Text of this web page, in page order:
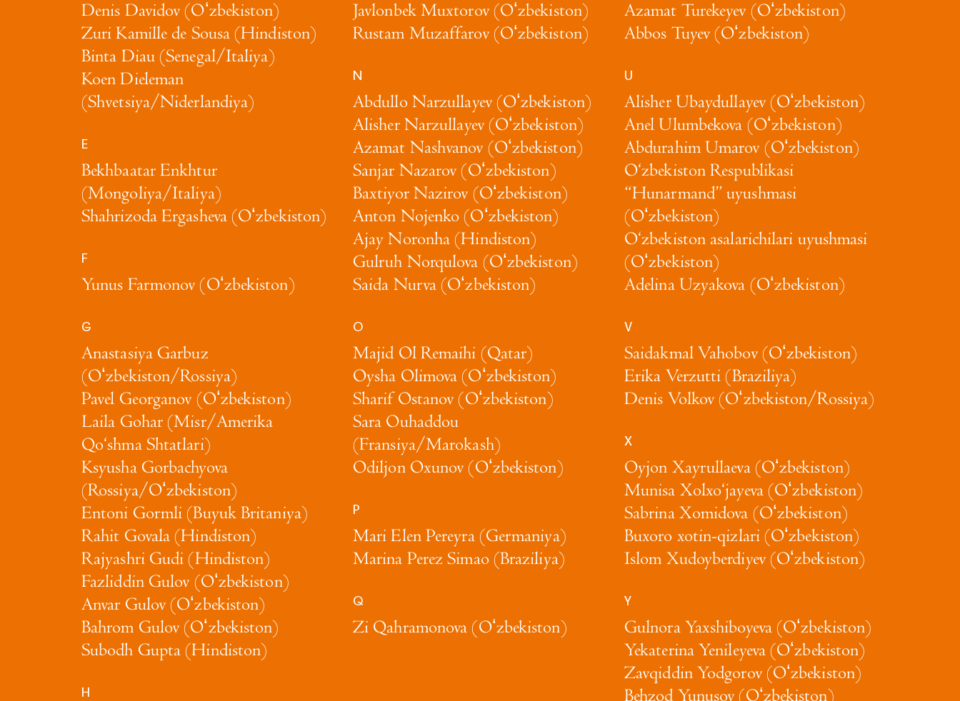
Denis Davidov (Oʻzbekiston)
Zuri Kamille de Sousa (Hindiston)
Binta Diau (Senegal/Italiya)
Koen Dieleman
(Shvetsiya/Niderlandiya)
E
Bekhbaatar Enkhtur
(Mongoliya/Italiya)
Shahrizoda Ergasheva (Oʻzbekiston)
F
Yunus Farmonov (Oʻzbekiston)
G
Anastasiya Garbuz
(Oʻzbekiston/Rossiya)
Pavel Georganov (Oʻzbekiston)
Laila Gohar (Misr/Amerika
Qo‘shma Shtatlari)
Ksyusha Gorbachyova
(Rossiya/Oʻzbekiston)
Entoni Gormli (Buyuk Britaniya)
Rahit Govala (Hindiston)
Rajyashri Gudi (Hindiston)
Fazliddin Gulov (Oʻzbekiston)
Anvar Gulov (Oʻzbekiston)
Bahrom Gulov (Oʻzbekiston)
Subodh Gupta (Hindiston)
H
Javlonbek Muxtorov (Oʻzbekiston)
Rustam Muzaffarov (Oʻzbekiston)
N
Abdullo Narzullayev (Oʻzbekiston)
Alisher Narzullayev (Oʻzbekiston)
Azamat Nashvanov (Oʻzbekiston)
Sanjar Nazarov (Oʻzbekiston)
Baxtiyor Nazirov (Oʻzbekiston)
Anton Nojenko (Oʻzbekiston)
Ajay Noronha (Hindiston)
Gulruh Norqulova (Oʻzbekiston)
Saida Nurva (Oʻzbekiston)
O
Majid Ol Remaihi (Qatar)
Oysha Olimova (Oʻzbekiston)
Sharif Ostanov (Oʻzbekiston)
Sara Ouhaddou
(Fransiya/Marokash)
Odiljon Oxunov (Oʻzbekiston)
P
Mari Elen Pereyra (Germaniya)
Marina Perez Simao (Braziliya)
Q
Zi Qahramonova (Oʻzbekiston)
Azamat Turekeyev (Oʻzbekiston)
Abbos Tuyev (Oʻzbekiston)
U
Alisher Ubaydullayev (Oʻzbekiston)
Anel Ulumbekova (Oʻzbekiston)
Abdurahim Umarov (Oʻzbekiston)
O‘zbekiston Respublikasi
“Hunarmand” uyushmasi
(Oʻzbekiston)
O‘zbekiston asalarichilari uyushmasi
(Oʻzbekiston)
Adelina Uzyakova (Oʻzbekiston)
V
Saidakmal Vahobov (Oʻzbekiston)
Erika Verzutti (Braziliya)
Denis Volkov (Oʻzbekiston/Rossiya)
X
Oyjon Xayrullaeva (Oʻzbekiston)
Munisa Xolxo‘jayeva (Oʻzbekiston)
Sabrina Xomidova (Oʻzbekiston)
Buxoro xotin-qizlari (Oʻzbekiston)
Islom Xudoyberdiyev (Oʻzbekiston)
Y
Gulnora Yaxshiboyeva (Oʻzbekiston)
Yekaterina Yenileyeva (Oʻzbekiston)
Zavqiddin Yodgorov (Oʻzbekiston)